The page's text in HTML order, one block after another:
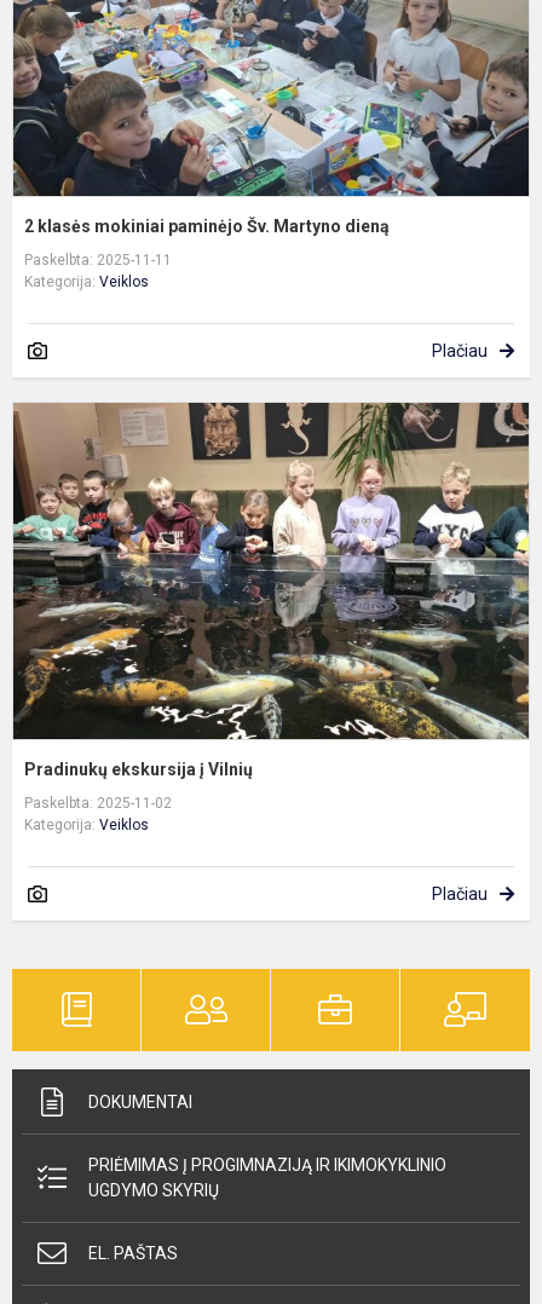
2 klasės mokiniai paminėjo Šv. Martyno dieną
Paskelbta: 2025-11-11
Kategorija: Veiklos
Plačiau
Pradinukų ekskursija į Vilnių
Paskelbta: 2025-11-02
Kategorija: Veiklos
Plačiau
DOKUMENTAI
PRIĖMIMAS Į PROGIMNAZIJĄ IR IKIMOKYKLINIO
UGDYMO SKYRIŲ
EL. PAŠTAS